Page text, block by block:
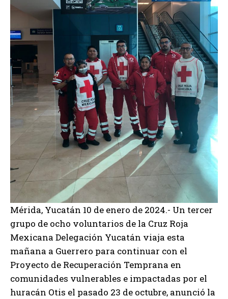
Mérida, Yucatán 10 de enero de 2024.- Un tercer
grupo de ocho voluntarios de la Cruz Roja
Mexicana Delegación Yucatán viaja esta
mañana a Guerrero para continuar con el
Proyecto de Recuperación Temprana en
comunidades vulnerables e impactadas por el
huracán Otis el pasado 23 de octubre, anunció la